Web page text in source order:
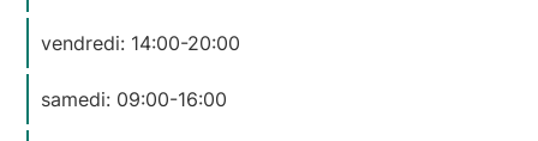
vendredi: 14:00-20:00
samedi: 09:00-16:00